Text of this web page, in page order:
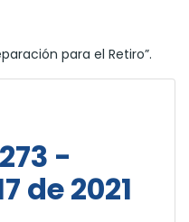
para el Retiro”.
-
de 2021